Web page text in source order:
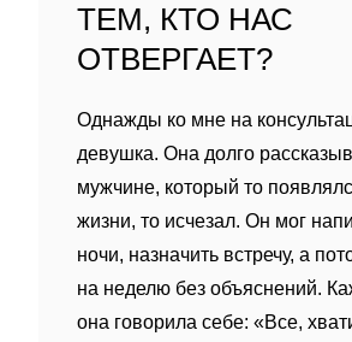
ТЕМ, КТО НАС
ОТВЕРГАЕТ?
Однажды ко мне на
девушка. Она долго
мужчине, который то
жизни, то исчезал. Он мог
ночи, назначить встречу, а
на неделю без объяснений.
она говорила себе: «Все,